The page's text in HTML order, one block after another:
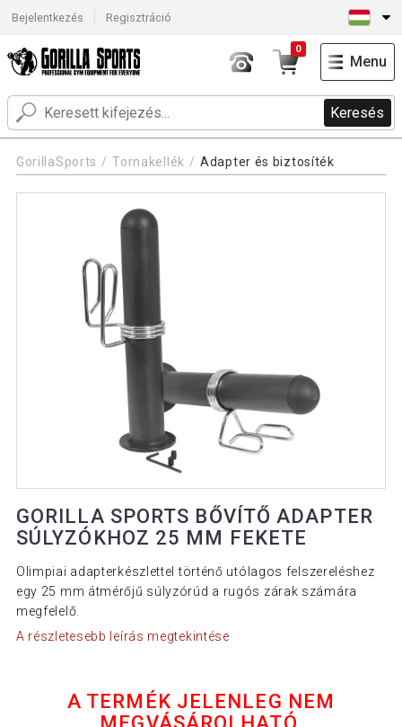
Bejelentkezés Regisztráció
Keresés
0
Menu
GorillaSports Tornakellék Adapter és biztosíték
GORILLA SPORTS BŐVÍTŐ ADAPTER
SÚLYZÓKHOZ 25 MM FEKETE
Olimpiai adapterkészlettel történő utólagos felszereléshez
egy 25 mm átmérőjű súlyzórúd a rugós zárak számára
megfelelő.
A részletesebb leírás megtekintése
A TERMÉK JELENLEG NEM